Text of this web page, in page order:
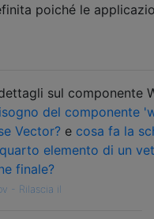
poiché le
sul componente
del componente
Vector? e cosa fa la
elemento di un
finale?
- Rilascia il